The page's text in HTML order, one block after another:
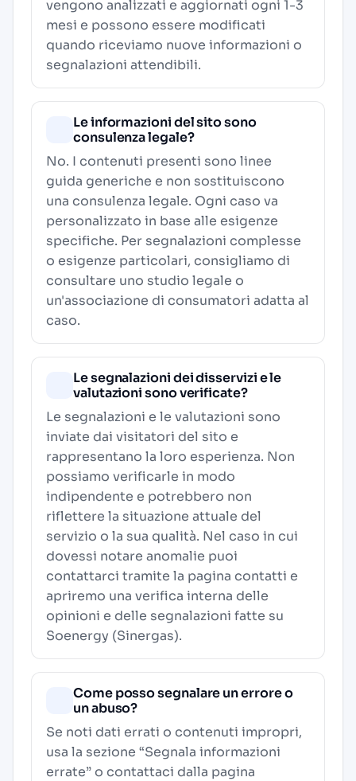
vengono analizzati e aggiornati ogni 1-3
mesi e possono essere modificati
quando riceviamo nuove informazioni o
segnalazioni attendibili.
Le informazioni del sito sono
consulenza legale?
No. I contenuti presenti sono linee
guida generiche e non sostituiscono
una consulenza legale. Ogni caso va
personalizzato in base alle esigenze
specifiche. Per segnalazioni complesse
o esigenze particolari, consigliamo di
consultare uno studio legale o
un'associazione di consumatori adatta al
caso.
Le segnalazioni dei disservizi e le
valutazioni sono verificate?
Le segnalazioni e le valutazioni sono
inviate dai visitatori del sito e
rappresentano la loro esperienza. Non
possiamo verificarle in modo
indipendente e potrebbero non
riflettere la situazione attuale del
servizio o la sua qualità. Nel caso in cui
dovessi notare anomalie puoi
contattarci tramite la pagina contatti e
apriremo una verifica interna delle
opinioni e delle segnalazioni fatte su
Soenergy (Sinergas).
Come posso segnalare un errore o
un abuso?
Se noti dati errati o contenuti impropri,
usa la sezione “Segnala informazioni
errate” o contattaci dalla pagina